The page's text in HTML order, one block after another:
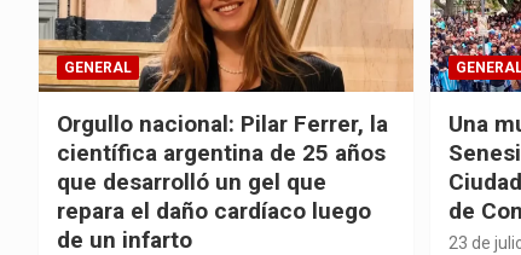
GENERAL
Orgullo nacional: Pilar Ferrer, la
científica argentina de 25 años
que desarrolló un gel que
repara el daño cardíaco luego
de un infarto
Una
de
23 de